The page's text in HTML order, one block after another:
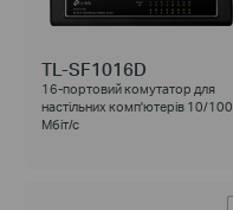
TL-SF1016D
16-портовий комутатор для
настільних комп'ютерів 10/100
Мбіт/с